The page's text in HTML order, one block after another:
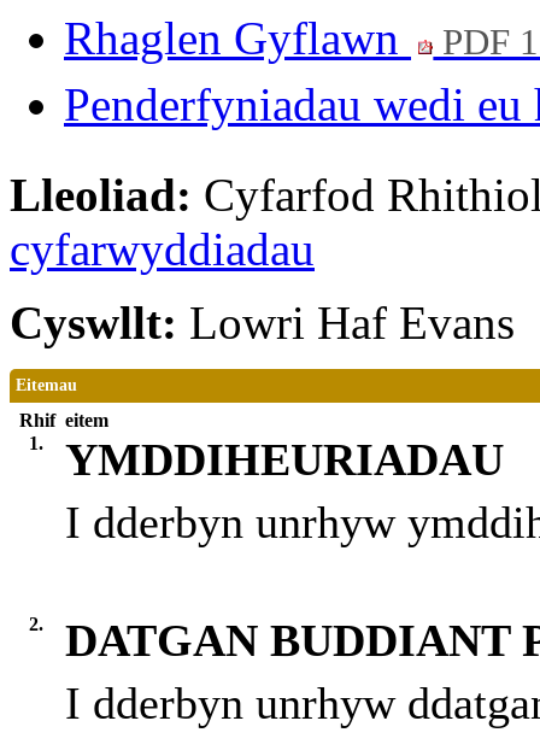
Rhaglen Gyflawn
PDF
Penderfyniadau wedi
Lleoliad: Cyfarfod
cyfarwyddiadau
Cyswllt: Lowri Haf Evans
Eitemau
Rhif eitem
1.
YMDDIHEURIADAU
I dderbyn unrhyw
2.
DATGAN BUDDIANT
I dderbyn unrhyw